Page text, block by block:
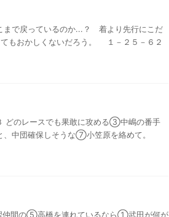
で戻っているのか...？ 着より先行にこだ
もおかしくないだろう。 １－２５－６２
のレースでも果敢に攻める③中嶋の番手
中団確保しそうな⑦小笠原を絡めて。
仲間の⑤高橋を連れているなら①武田が何が